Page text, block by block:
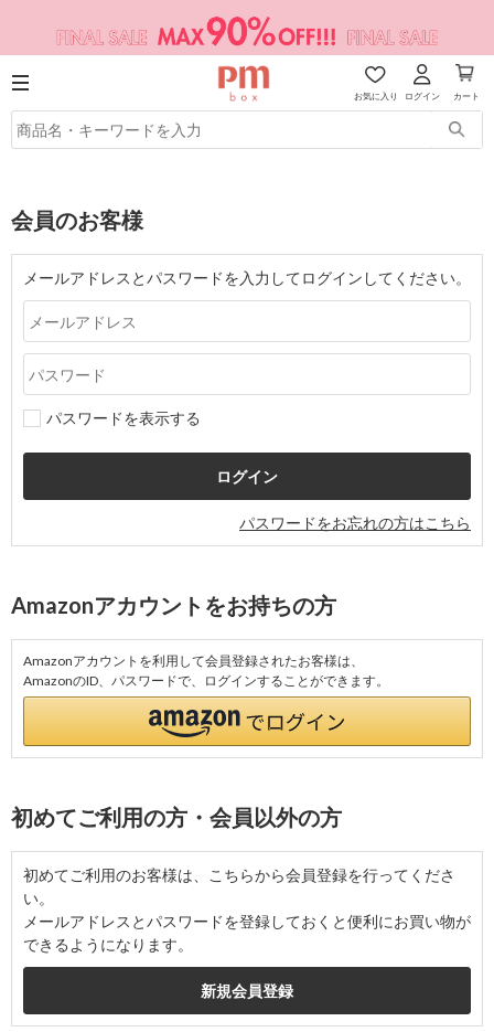
お気に入り ログイン カート
会員のお客様
メールアドレスとパスワードを入力してログインしてください。
パスワードを表示する
パスワードをお忘れの方はこちら
Amazonアカウントをお持ちの方
Amazonアカウントを利用して会員登録されたお客様は、
AmazonのID、パスワードで、ログインすることができます。
初めてご利用の方・会員以外の方
初めてご利用のお客様は、こちらから会員登録を行ってくださ
い。
メールアドレスとパスワードを登録しておくと便利にお買い物が
できるようになります。